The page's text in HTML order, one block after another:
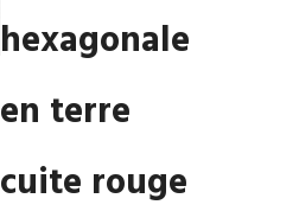
hexagonale
en terre
cuite rouge